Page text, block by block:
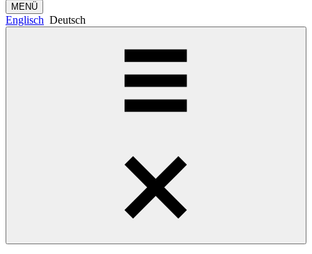
MENÜ
Englisch Deutsch